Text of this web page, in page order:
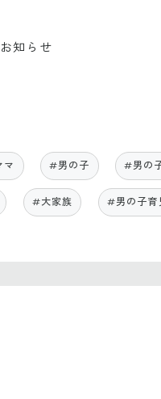
知らせ
マ #男の子 #男の
#大家族 #男の子育